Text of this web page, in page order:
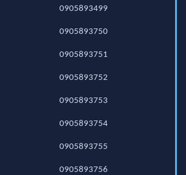
0905893499
0905893750
0905893751
0905893752
0905893753
0905893754
0905893755
0905893756